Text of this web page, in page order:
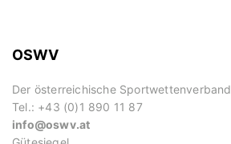
OSWV
Der österreichische Sportwettenverband
Tel.: +43 (0)1 890 11 87
info@oswv.at